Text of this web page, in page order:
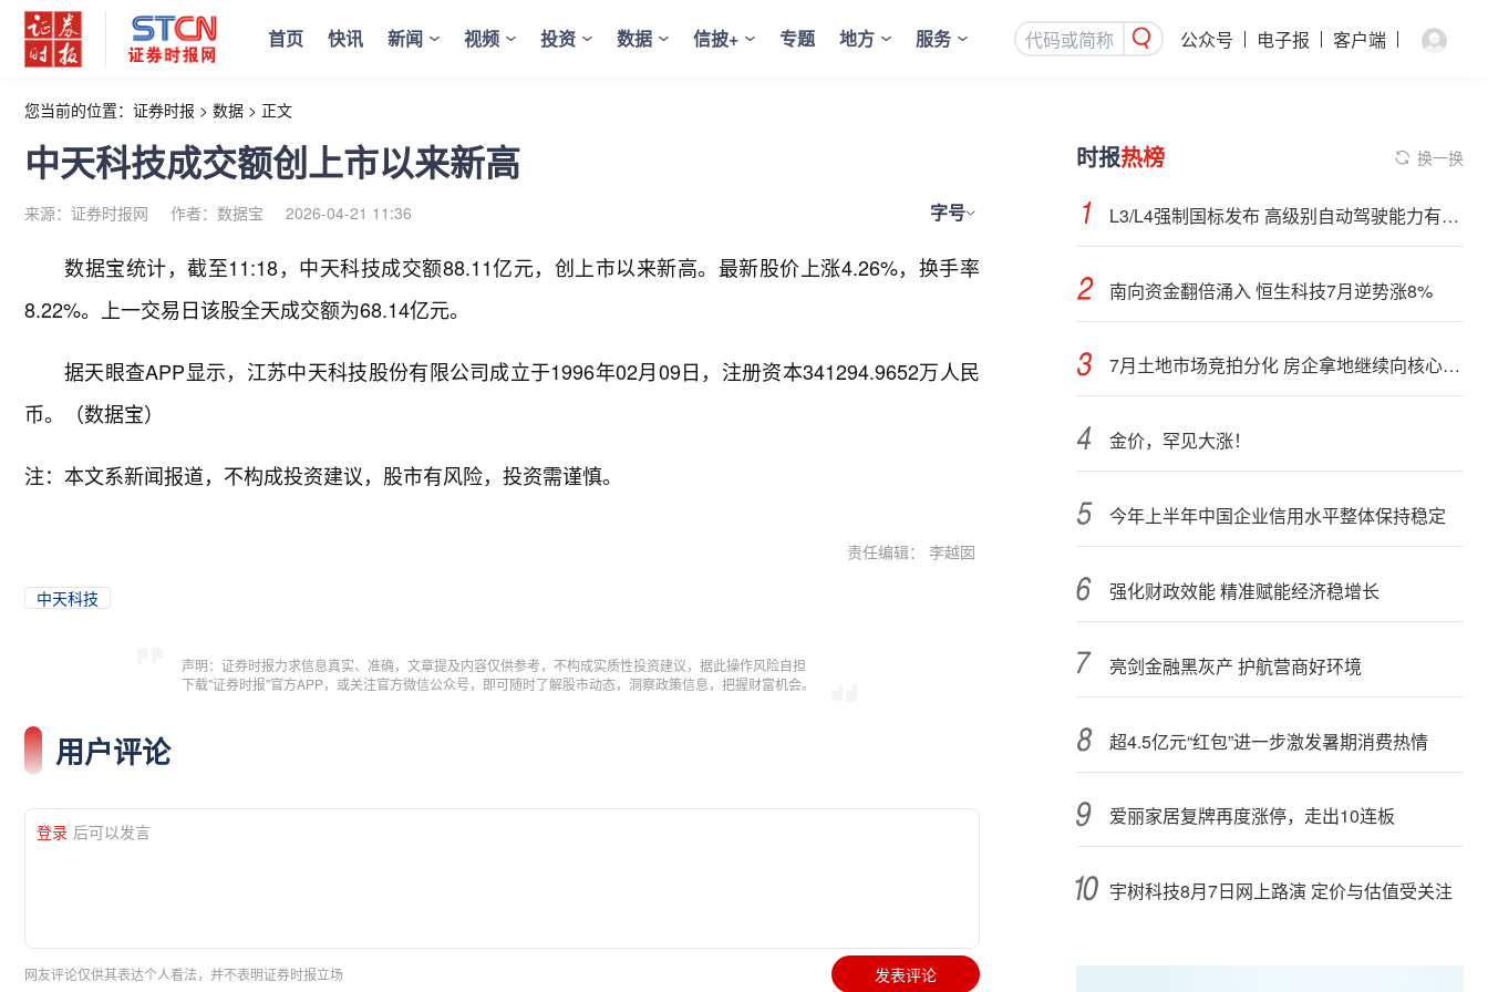
首页 快讯 新闻 视频 投资 数据 信披+ 专题 地方 服务 公众号 电子报 客户端
您当前的位置： 证券时报 > 数据 > 正文
中天科技成交额创上市以来新高
来源：证券时报网 作者：数据宝 2026-04-21 11:36 字号
数据宝统计，截至11:18，中天科技成交额88.11亿元，创上市以来新高。最新股价上涨4.26%，换手率
8.22%。上一交易日该股全天成交额为68.14亿元。
据天眼查APP显示，江苏中天科技股份有限公司成立于1996年02月09日，注册资本341294.9652万人民
币。（数据宝）
注：本文系新闻报道，不构成投资建议，股市有风险，投资需谨慎。
责任编辑： 李越囡
中天科技
声明：证券时报力求信息真实、准确，文章提及内容仅供参考，不构成实质性投资建议，据此操作风险自担
下载"证券时报"官方APP，或关注官方微信公众号，即可随时了解股市动态，洞察政策信息，把握财富机会。
用户评论
登录 后可以发言
网友评论仅供其表达个人看法，并不表明证券时报立场 发表评论
时报热榜 换一换
L3/L4强制国标发布 高级别自动驾驶能力有望看齐“老司机”
南向资金翻倍涌入 恒生科技7月逆势涨8%
7月土地市场竞拍分化 房企拿地继续向核心城市聚集
金价，罕见大涨！
今年上半年中国企业信用水平整体保持稳定
强化财政效能 精准赋能经济稳增长
亮剑金融黑灰产 护航营商好环境
超4.5亿元“红包”进一步激发暑期消费热情
爱丽家居复牌再度涨停，走出10连板
宇树科技8月7日网上路演 定价与估值受关注